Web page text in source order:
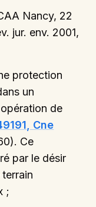
Nancy, 22
jur. env. 2001,
protection
un
de
Cne
Ce
par le désir
terrain
;